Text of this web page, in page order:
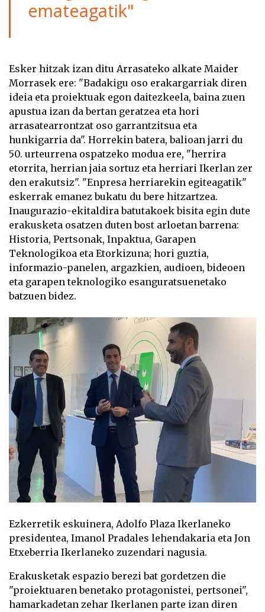
emateagatik"
Esker hitzak izan ditu Arrasateko alkate Maider
Morrasek ere: "Badakigu oso erakargarriak diren
ideia eta proiektuak egon daitezkeela, baina zuen
apustua izan da bertan geratzea eta hori
arrasatearrontzat oso garrantzitsua eta
hunkigarria da". Horrekin batera, balioan jarri du
50. urteurrena ospatzeko modua ere, "herrira
etorrita, herrian jaia sortuz eta herriari Ikerlan zer
den erakutsiz". "Enpresa herriarekin egiteagatik"
eskerrak emanez bukatu du bere hitzartzea.
Inaugurazio-ekitaldira batutakoek bisita egin dute
erakusketa osatzen duten bost arloetan barrena:
Historia, Pertsonak, Inpaktua, Garapen
Teknologikoa eta Etorkizuna; hori guztia,
informazio-panelen, argazkien, audioen, bideoen
eta garapen teknologiko esanguratsuenetako
batzuen bidez.
Ezkerretik eskuinera, Adolfo Plaza Ikerlaneko
presidentea, Imanol Pradales lehendakaria eta Jon
Etxeberria Ikerlaneko zuzendari nagusia.
Erakusketak espazio berezi bat gordetzen die
"proiektuaren benetako protagonistei, pertsonei",
hamarkadetan zehar Ikerlanen parte izan diren